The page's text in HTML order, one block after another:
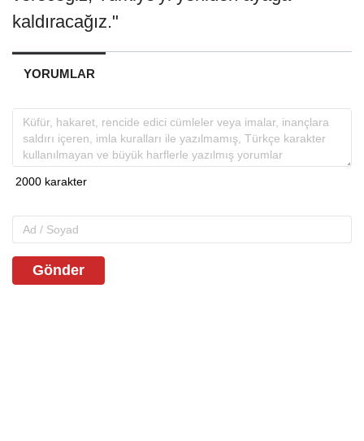
kaldıracağız."
YORUMLAR
Gönder